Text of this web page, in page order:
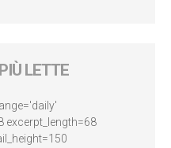
LETTE
excerpt_length=68